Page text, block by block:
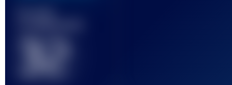
Gara(e)
32